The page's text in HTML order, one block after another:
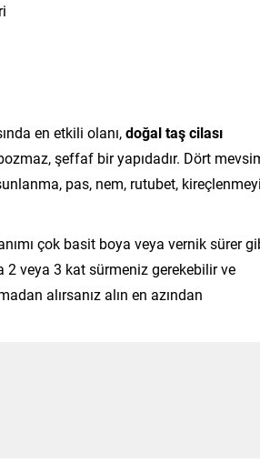
en etkili olanı,doğal taş cilası
şeffaf bir yapıdadır. Dört
pas, nem, rutubet,
çok basit boya veya vernik sürer
2 veya 3 kat sürmeniz gerekebilir ve
alırsanız alın en azından